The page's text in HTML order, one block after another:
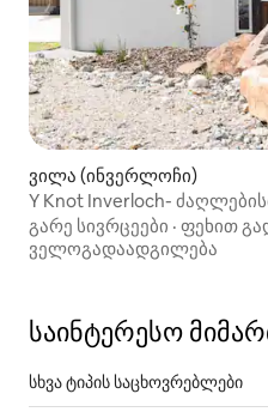
ვილა (ინვერლოჩი)
Y Knot Inverloch-
გარე სივრცეები · ფეხით
ველოგადაადგილება
საინტერესო
სხვა ტიპის საცხოვრებლები